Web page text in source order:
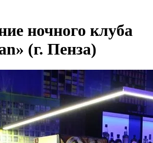
ночного клуба
(г. Пенза)